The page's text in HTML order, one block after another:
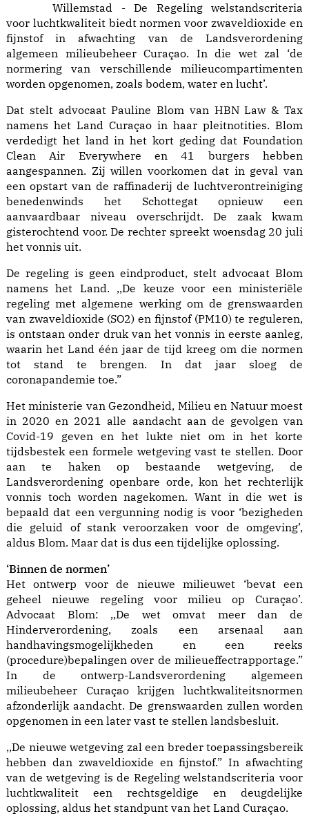
Willemstad - De Regeling welstandscriteria
voor luchtkwaliteit biedt normen voor zwaveldioxide en
fijnstof in afwachting van de Landsverordening
algemeen milieubeheer Curaçao. In die wet zal ‘de
normering van verschillende milieucompartimenten
worden opgenomen, zoals bodem, water en lucht’.
Dat stelt advocaat Pauline Blom van HBN Law & Tax
namens het Land Curaçao in haar pleitnotities. Blom
verdedigt het land in het kort geding dat Foundation
Clean Air Everywhere en 41 burgers hebben
aangespannen. Zij willen voorkomen dat in geval van
een opstart van de raffinaderij de luchtverontreiniging
benedenwinds het Schottegat opnieuw een
aanvaardbaar niveau overschrijdt. De zaak kwam
gisterochtend voor. De rechter spreekt woensdag 20 juli
het vonnis uit.
De regeling is geen eindproduct, stelt advocaat Blom
namens het Land. ,,De keuze voor een ministeriële
regeling met algemene werking om de grenswaarden
van zwaveldioxide (SO2) en fijnstof (PM10) te reguleren,
is ontstaan onder druk van het vonnis in eerste aanleg,
waarin het Land één jaar de tijd kreeg om die normen
tot stand te brengen. In dat jaar sloeg de
coronapandemie toe.”
Het ministerie van Gezondheid, Milieu en Natuur moest
in 2020 en 2021 alle aandacht aan de gevolgen van
Covid-19 geven en het lukte niet om in het korte
tijdsbestek een formele wetgeving vast te stellen. Door
aan te haken op bestaande wetgeving, de
Landsverordening openbare orde, kon het rechterlijk
vonnis toch worden nagekomen. Want in die wet is
bepaald dat een vergunning nodig is voor ‘bezigheden
die geluid of stank veroorzaken voor de omgeving’,
aldus Blom. Maar dat is dus een tijdelijke oplossing.
‘Binnen de normen’
Het ontwerp voor de nieuwe milieuwet ‘bevat een
geheel nieuwe regeling voor milieu op Curaçao’.
Advocaat Blom: ,,De wet omvat meer dan de
Hinderverordening, zoals een arsenaal aan
handhavingsmogelijkheden en een reeks
(procedure)bepalingen over de milieueffectrapportage.”
In de ontwerp-Landsverordening algemeen
milieubeheer Curaçao krijgen luchtkwaliteitsnormen
afzonderlijk aandacht. De grenswaarden zullen worden
opgenomen in een later vast te stellen landsbesluit.
,,De nieuwe wetgeving zal een breder toepassingsbereik
hebben dan zwaveldioxide en fijnstof.” In afwachting
van de wetgeving is de Regeling welstandscriteria voor
luchtkwaliteit een rechtsgeldige en deugdelijke
oplossing, aldus het standpunt van het Land Curaçao.